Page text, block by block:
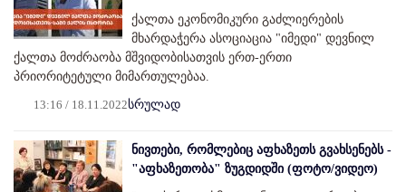
ქალთა ეკონომიკური გაძლიერების
მხარდაჭერა ასოციაცია "იმედი" დევნილ
ქალთა მოძრაობა მშვიდობისათვის ერთ-ერთი
პრიორიტეტული მიმართულებაა.
13:16 / 18.11.2022სრულად
ნივთები, რომლებიც აფხაზეთს გვახსენებს -
"აფხაზეთობა" ზუგდიდში (ფოტო/ვიდეო)